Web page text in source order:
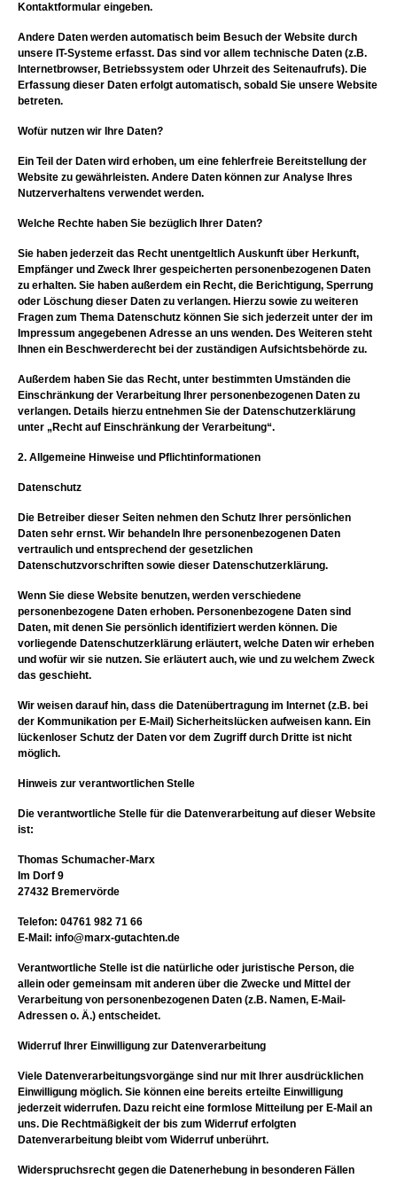
Kontaktformular eingeben.
Andere Daten werden automatisch beim Besuch der Website durch
unsere IT-Systeme erfasst. Das sind vor allem technische Daten (z.B.
Internetbrowser, Betriebssystem oder Uhrzeit des Seitenaufrufs). Die
Erfassung dieser Daten erfolgt automatisch, sobald Sie unsere Website
betreten.
Wofür nutzen wir Ihre Daten?
Ein Teil der Daten wird erhoben, um eine fehlerfreie Bereitstellung der
Website zu gewährleisten. Andere Daten können zur Analyse Ihres
Nutzerverhaltens verwendet werden.
Welche Rechte haben Sie bezüglich Ihrer Daten?
Sie haben jederzeit das Recht unentgeltlich Auskunft über Herkunft,
Empfänger und Zweck Ihrer gespeicherten personenbezogenen Daten
zu erhalten. Sie haben außerdem ein Recht, die Berichtigung, Sperrung
oder Löschung dieser Daten zu verlangen. Hierzu sowie zu weiteren
Fragen zum Thema Datenschutz können Sie sich jederzeit unter der im
Impressum angegebenen Adresse an uns wenden. Des Weiteren steht
Ihnen ein Beschwerderecht bei der zuständigen Aufsichtsbehörde zu.
Außerdem haben Sie das Recht, unter bestimmten Umständen die
Einschränkung der Verarbeitung Ihrer personenbezogenen Daten zu
verlangen. Details hierzu entnehmen Sie der Datenschutzerklärung
unter „Recht auf Einschränkung der Verarbeitung“.
2. Allgemeine Hinweise und Pflichtinformationen
Datenschutz
Die Betreiber dieser Seiten nehmen den Schutz Ihrer persönlichen
Daten sehr ernst. Wir behandeln Ihre personenbezogenen Daten
vertraulich und entsprechend der gesetzlichen
Datenschutzvorschriften sowie dieser Datenschutzerklärung.
Wenn Sie diese Website benutzen, werden verschiedene
personenbezogene Daten erhoben. Personenbezogene Daten sind
Daten, mit denen Sie persönlich identifiziert werden können. Die
vorliegende Datenschutzerklärung erläutert, welche Daten wir erheben
und wofür wir sie nutzen. Sie erläutert auch, wie und zu welchem Zweck
das geschieht.
Wir weisen darauf hin, dass die Datenübertragung im Internet (z.B. bei
der Kommunikation per E-Mail) Sicherheitslücken aufweisen kann. Ein
lückenloser Schutz der Daten vor dem Zugriff durch Dritte ist nicht
möglich.
Hinweis zur verantwortlichen Stelle
Die verantwortliche Stelle für die Datenverarbeitung auf dieser Website
ist:
Thomas Schumacher-Marx
Im Dorf 9
27432 Bremervörde
Telefon: 04761 982 71 66
E-Mail: info@marx-gutachten.de
Verantwortliche Stelle ist die natürliche oder juristische Person, die
allein oder gemeinsam mit anderen über die Zwecke und Mittel der
Verarbeitung von personenbezogenen Daten (z.B. Namen, E-Mail-
Adressen o. Ä.) entscheidet.
Widerruf Ihrer Einwilligung zur Datenverarbeitung
Viele Datenverarbeitungsvorgänge sind nur mit Ihrer ausdrücklichen
Einwilligung möglich. Sie können eine bereits erteilte Einwilligung
jederzeit widerrufen. Dazu reicht eine formlose Mitteilung per E-Mail an
uns. Die Rechtmäßigkeit der bis zum Widerruf erfolgten
Datenverarbeitung bleibt vom Widerruf unberührt.
Widerspruchsrecht gegen die Datenerhebung in besonderen Fällen